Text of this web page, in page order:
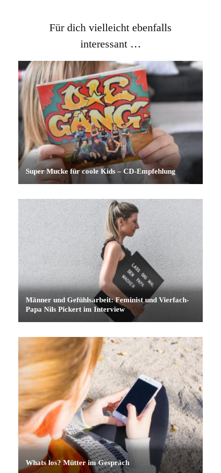
Für dich vielleicht ebenfalls
interessant …
Super Mucke für coole Kids – CD-Empfehlung
Männer und Gefühlsarbeit: Feminist und Vierfach-
Papa Nils Pickert im Interview
Whats los? Mütter im Gespräch